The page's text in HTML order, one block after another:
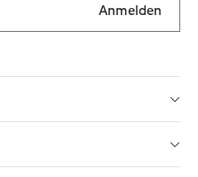
Anmelden